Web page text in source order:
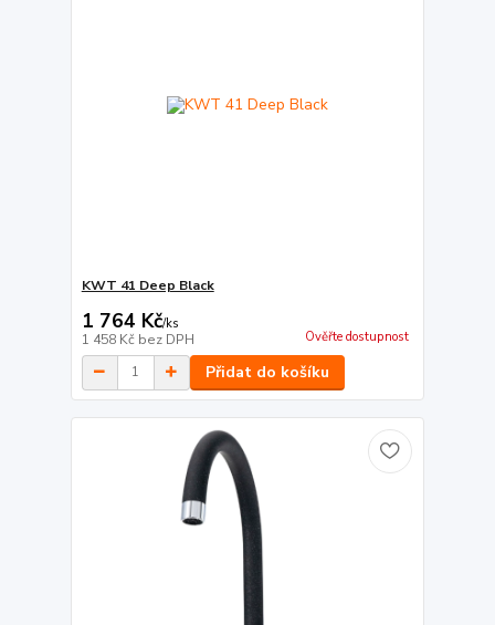
KWT 41 Deep Black
1 764 Kč/ks
1 458 Kč bez DPH Ověřte dostupnost
Přidat do košíku